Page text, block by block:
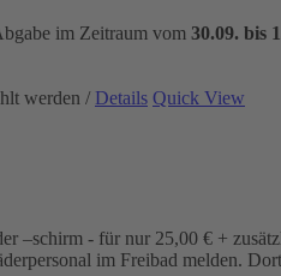
im Zeitraum vom 30.09. bis
werden / Details Quick View
–schirm - für nur 25,00 € +
im Freibad melden.